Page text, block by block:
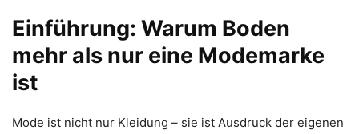
Einführung: Warum Boden
mehr als nur eine Modemarke
ist
Mode ist nicht nur Kleidung – sie ist Ausdruck der eigenen